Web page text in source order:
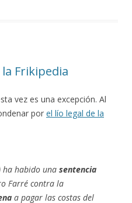
Frikipedia
vez es una excepción. Al
por el lío legal de la
ha habido una sentencia
Farré contra la
a pagar las costas del